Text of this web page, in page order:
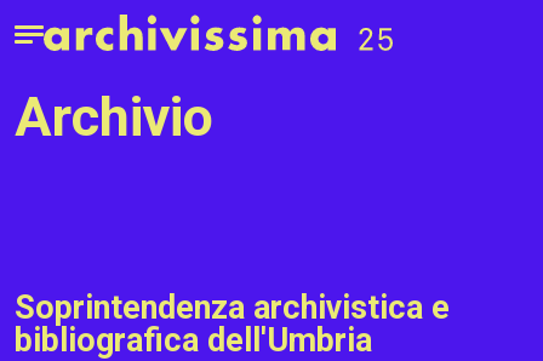
Home page
Apri il menu
archivio
Soprintendenza archivistica e
bibliografica dell'Umbria